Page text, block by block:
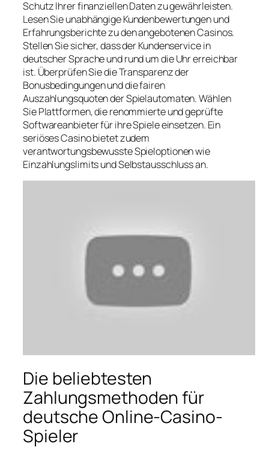
Schutz Ihrer finanziellen Daten zu gewährleisten.
Lesen Sie unabhängige Kundenbewertungen und
Erfahrungsberichte zu den angebotenen Casinos.
Stellen Sie sicher, dass der Kundenservice in
deutscher Sprache und rund um die Uhr erreichbar
ist. Überprüfen Sie die Transparenz der
Bonusbedingungen und die fairen
Auszahlungsquoten der Spielautomaten. Wählen
Sie Plattformen, die renommierte und geprüfte
Softwareanbieter für ihre Spiele einsetzen. Ein
seriöses Casino bietet zudem
verantwortungsbewusste Spieloptionen wie
Einzahlungslimits und Selbstausschluss an.
Die beliebtesten
Zahlungsmethoden für
deutsche Online-Casino-
Spieler